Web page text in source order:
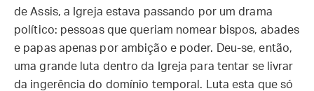
de Assis, a Igreja estava passando por um drama
político: pessoas que queriam nomear bispos, abades
e papas apenas por ambição e poder. Deu-se, então,
uma grande luta dentro da Igreja para tentar se livrar
da ingerência do domínio temporal. Luta esta que só